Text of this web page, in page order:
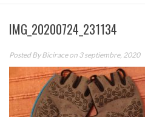
IMG_20200724_231134
Posted ByBiciraceon 3 septiembre, 2020